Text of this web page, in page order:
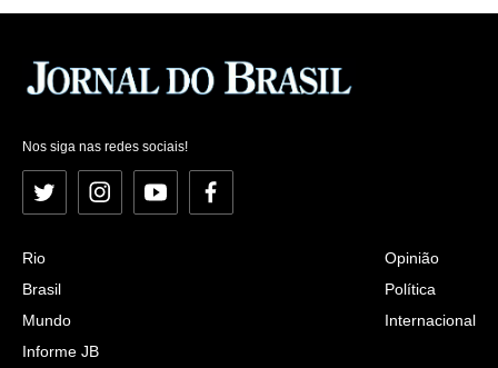
Nos siga nas redes sociais!
Twitter InstagramYouTubeFacebook
Rio
Brasil
Mundo
Informe JB
Opinião
Política
Internacional